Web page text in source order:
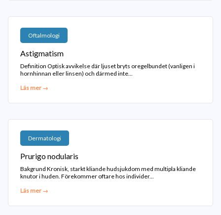
Oftalmologi
Astigmatism
Definition Optisk avvikelse där ljuset bryts oregelbundet (vanligen i
hornhinnan eller linsen) och därmed inte...
Läs mer →
Dermatologi
Prurigo nodularis
Bakgrund Kronisk, starkt kliande hudsjukdom med multipla kliande
knutor i huden. Förekommer oftare hos individer...
Läs mer →